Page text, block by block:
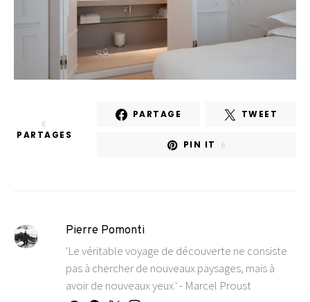
6
PARTAGES
PARTAGE TWEET
PIN IT 6
Pierre Pomonti
'Le véritable voyage de découverte ne consiste
pas à chercher de nouveaux paysages, mais à
avoir de nouveaux yeux.' - Marcel Proust